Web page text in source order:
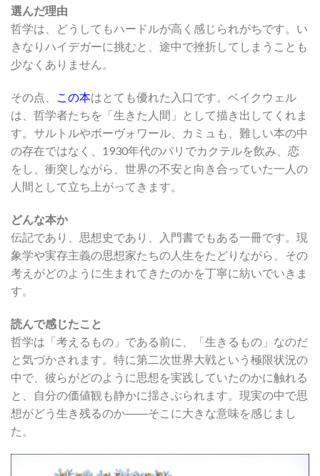
選んだ理由
哲学は、どうしてもハードルが高く感じられがちです。い
きなりハイデガーに挑むと、途中で挫折してしまうことも
少なくありません。
その点、 この本はとても優れた入口です。ベイクウェル
は、哲学者たちを「生きた人間」として描き出してくれま
す。サルトルやボーヴォワール、カミュも、難しい本の中
の存在ではなく、1930年代のパリでカクテルを飲み、恋
をし、衝突しながら、世界の不安と向き合っていた一人の
人間として立ち上がってきます。
どんな本か
伝記であり、思想史であり、入門書でもある一冊です。現
象学や実存主義の思想家たちの人生をたどりながら、その
考えがどのように生まれてきたのかを丁寧に紡いでいきま
す。
読んで感じたこと
哲学は「考えるもの」である前に、「生きるもの」なのだ
と気づかされます。特に第二次世界大戦という極限状況の
中で、彼らがどのように思想を実践していたのかに触れる
と、自分の価値観も静かに揺さぶられます。現実の中で思
想がどう生き残るのか――そこに大きな意味を感じまし
た。